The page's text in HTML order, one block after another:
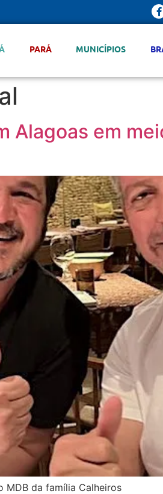
PARÁ MUNICÍPIOS
Alagoas em
da família Calheiros